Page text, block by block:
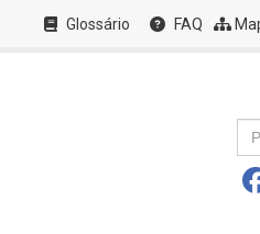
Glossário FAQ